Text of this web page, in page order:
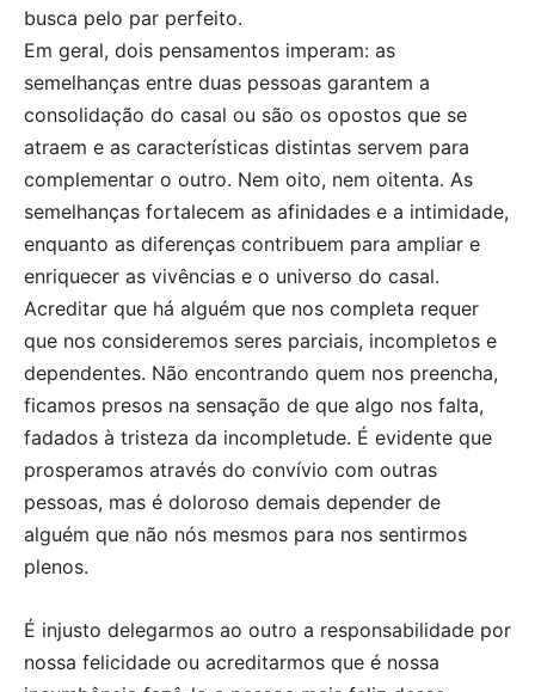
busca pelo par perfeito.
Em geral, dois pensamentos imperam: as
semelhanças entre duas pessoas garantem a
consolidação do casal ou são os opostos que se
atraem e as características distintas servem para
complementar o outro. Nem oito, nem oitenta. As
semelhanças fortalecem as afinidades e a intimidade,
enquanto as diferenças contribuem para ampliar e
enriquecer as vivências e o universo do casal.
Acreditar que há alguém que nos completa requer
que nos consideremos seres parciais, incompletos e
dependentes. Não encontrando quem nos preencha,
ficamos presos na sensação de que algo nos falta,
fadados à tristeza da incompletude. É evidente que
prosperamos através do convívio com outras
pessoas, mas é doloroso demais depender de
alguém que não nós mesmos para nos sentirmos
plenos.
É injusto delegarmos ao outro a responsabilidade por
nossa felicidade ou acreditarmos que é nossa